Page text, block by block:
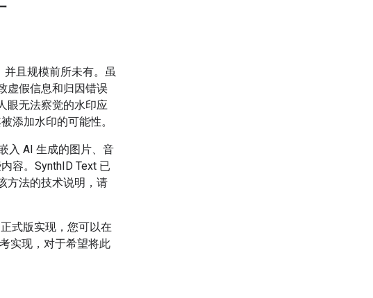
并且规模前所未有。虽
虚假信息和归因错误
眼无法察觉的水印应
添加水印的可能性。
入 AI 生成的图片、音
容。SynthID Text 已
方法的技术说明，请
式版实现，您可以在
实现，对于希望将此